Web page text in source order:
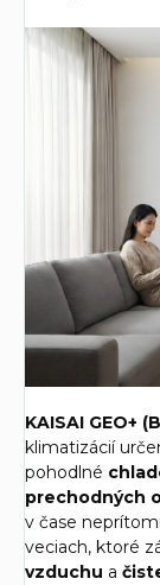
KAISAI GEO+
klimatizácií
pohodlné
prechodných
v čase
veciach, ktoré
vzduchu a